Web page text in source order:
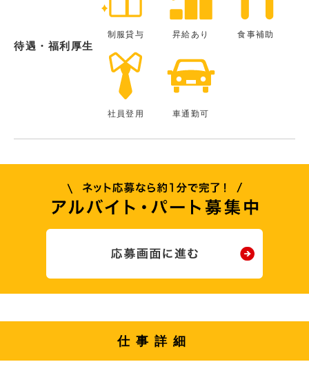
待遇・福利厚生
制服貸与 昇給あり 食事補助
社員登用 車通勤可
仕事詳細